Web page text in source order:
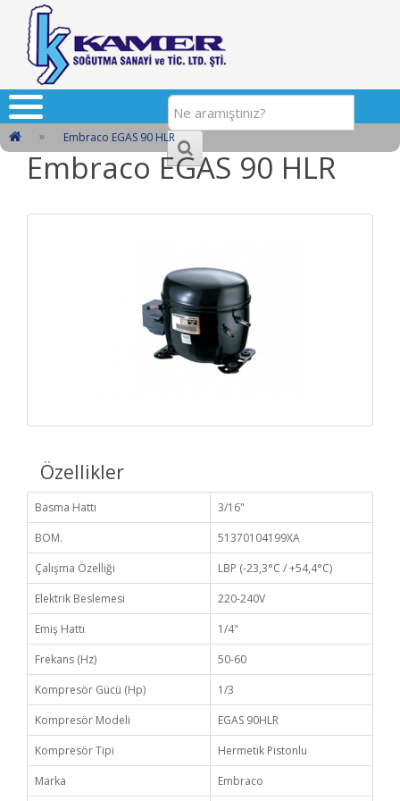
Embraco EGAS 90 HLR
Embraco EGAS 90 HLR
Özellikler
Basma Hattı
3/16"
BOM.
51370104199XA
Çalışma Özelliği
LBP (-23,3°C / +54,4°C)
Elektrik Beslemesi
220-240V
Emiş Hattı
1/4"
Frekans (Hz)
50-60
Kompresör Gücü (Hp)
1/3
Kompresör Modeli
EGAS 90HLR
Kompresör Tipi
Hermetik Pistonlu
Marka
Embraco